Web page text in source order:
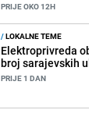
PRIJE OKO 12H
/LOKALNE TEME
Elektroprivreda
broj sarajevskih
PRIJE 1 DAN